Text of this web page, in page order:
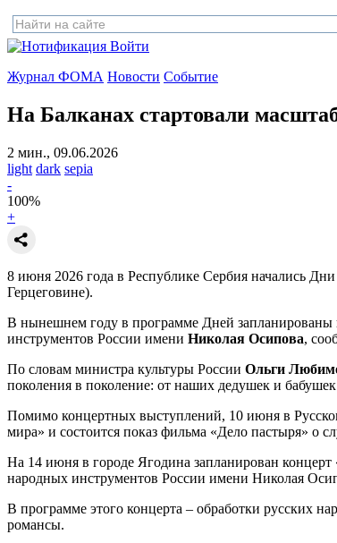
Войти
Журнал ФОМА Новости Событие
На Балканах стартовали
2 мин., 09.06.2026
light dark sepia
-
100%
+
8 июня 2026 года в Республике Сербия начались
Герцеговине).
В нынешнем году в программе Дней запланированы
инструментов России имени Николая Осипова,
По словам министра культуры России Ольги
поколения в поколение: от наших дедушек и
Помимо концертных выступлений, 10 июня в
мира» и состоится показ фильма «Дело пастыря» о
На 14 июня в городе Ягодина запланирован
народных инструментов России имени Николая
В программе этого концерта – обработки русских
романсы.